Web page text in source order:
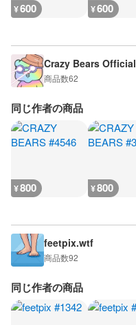
¥600 ¥600
Crazy Bears Official
商品数62
同じ作者の商品
¥800 ¥800
feetpix.wtf
商品数92
同じ作者の商品